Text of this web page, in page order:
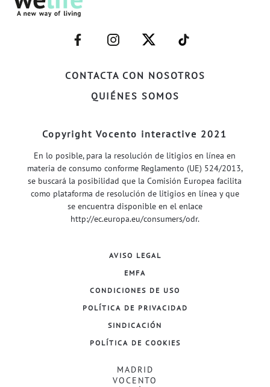
CONTACTA CON NOSOTROS
QUIÉNES SOMOS
–
FACEBOOK–
–
INSTAGRAM–
–
TWITTER–
–
WELIFE–
Copyright Vocento interactive 2021
En lo posible, para la resolución de litigios en línea en
materia de consumo conforme Reglamento (UE) 524/2013,
se buscará la posibilidad que la Comisión Europea facilita
como plataforma de resolución de litigios en línea y que
se encuentra disponible en el enlace
http://ec.europa.eu/consumers/odr.
AVISO LEGAL
EMFA
CONDICIONES DE USO
POLÍTICA DE PRIVACIDAD
SINDICACIÓN
POLÍTICA DE COOKIES
MADRID
VOCENTO